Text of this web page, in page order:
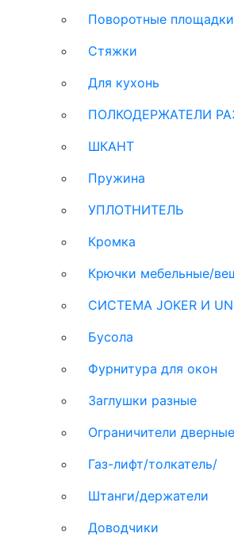
Поворотные площадки
Стяжки
Для кухонь
ПОЛКОДЕРЖАТЕЛИ
ШКАНТ
Пружина
УПЛОТНИТЕЛЬ
Кромка
Крючки мебельные/
СИСТЕМА JOKER И
Бусола
Фурнитура для окон
Заглушки разные
Ограничители дверные
Газ-лифт/толкатель/
Штанги/держатели
Доводчики